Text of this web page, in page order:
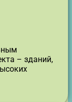
– зданий,